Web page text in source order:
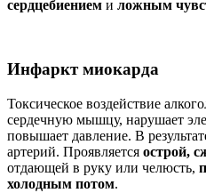
сердцебиением и ложным
Инфаркт миокарда
Токсическое воздействие
сердечную мышцу, нарушает
повышает давление. В
артерий. Проявляется острой,
отдающей в руку или челюсть,
холодным потом.